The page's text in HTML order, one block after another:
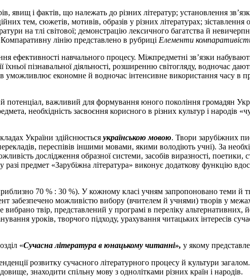
явищ і фактів, що належать до різних літератур; установлення
тем, сюжетів, мотивів, образів у різних літературах; зіставлення
на тлі світової; демонстрацію лексичного багатства й
лінію представлено в рубриці Елементи
навчального процесу. Міжпредметні зв’язки
пізнавальної діяльності, розширенню світогляду, водночас
уможливлює економне й водночас інтенсивне використання часу в
важливий для формування юного покоління громадян
необхідність засвоєння корисного в різних культур і
України здійснюється українською мовою. Твори зарубіжних
переспівів іншими мовами, якими володіють учні). За
дослідження образної системи, засобів виразності,
предмет «Зарубіжна література» виконує додаткову функцію
70 % : 30 %). У кожному класі учням запропоновано теми й
забезпечено можливістю вибору (вчителем й учнями) творів у
вибрано твір, представлений у програмі в переліку
уроків, творчого підходу, урахування читацьких інтересів
«Сучасна література в юнацькому читанні», у якому
розвитку сучасного літературного процесу й культури
знаходити спільну мову з однолітками різних країн і народів.